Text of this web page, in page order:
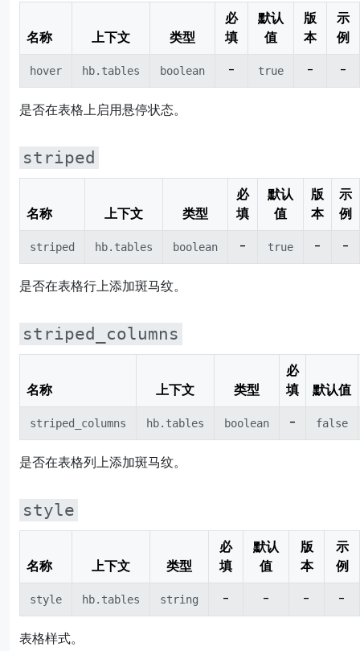
名称 上下文 类型
必
填
默认
值
版
本
示
例
hover hb.tables boolean - true - -
是否在表格上启用悬停状态。
striped
名称 上下文 类型
必
填
默认
值
版
本
示
例
striped hb.tables boolean - true - -
是否在表格行上添加斑马纹。
striped_columns
名称 上下文 类型
必
填
默认值
striped_columns hb.tables boolean - false
是否在表格列上添加斑马纹。
style
名称 上下文 类型
必
填
默认
值
版
本
示
例
style hb.tables string - - - -
表格样式。